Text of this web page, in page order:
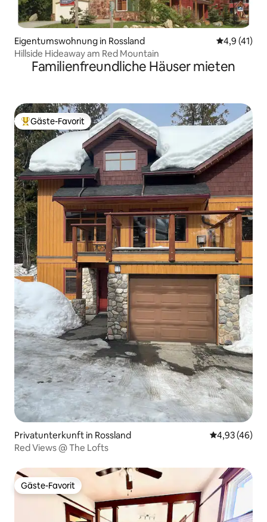
Eigentumswohnung in Rossland
4,9 (41)
Hillside Hideaway am Red Mountain
Familienfreundliche Häuser mieten
Beliebter Gäste-Favorit.
Gäste-Favorit
Privatunterkunft in Rossland
4,93 (46)
Red Views @ The Lofts
Gäste-Favorit
Gäste-Favorit